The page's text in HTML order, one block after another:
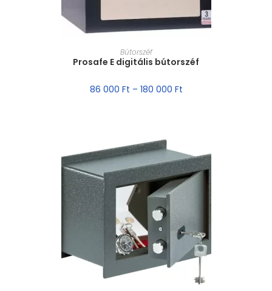
MÉRET VÁLASZTÁSA
Bútorszéf
Prosafe E digitális bútorszéf
86 000 Ft – 180 000 Ft